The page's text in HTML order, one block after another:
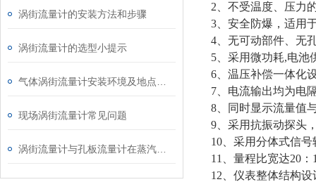
涡街流量计的安装方法和步骤
涡街流量计的选型小提示
现场涡街流量计常见问题
2、不受温度、压力
3、安全防爆，适用
4、无可动部件、无
5、采用微功耗,电池
6、温压补偿一体化
7、电流输出均为电
8、同时显示流量值
9、采用抗振动探头
10、采用分体式信
11、量程比宽达20：
12、仪表整体结构